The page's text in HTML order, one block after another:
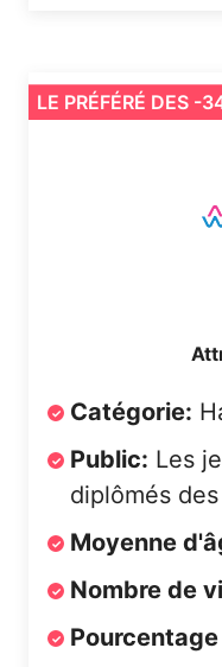
LE PRÉFÉRÉ DES -
Catégorie:
Public: Les
diplômés
Moyenne
Nombre de